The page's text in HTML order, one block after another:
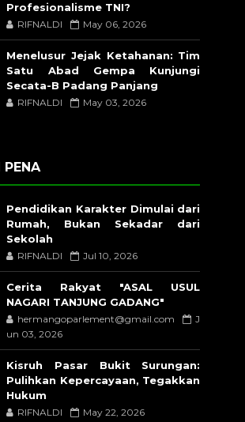
Profesionalisme TNI?
RIFNALDI May 06, 2026
Menelusur Jejak Ketahanan: Tim
Satu Abad Gempa Kunjungi
Secata-B Padang Panjang
RIFNALDI May 03, 2026
PENA
Pendidikan Karakter Dimulai dari
Rumah, Bukan Sekadar dari
Sekolah
RIFNALDI Jul 10, 2026
Cerita Rakyat "ASAL USUL
NAGARI TANJUNG GADANG"
hermangoparlement@gmail.com
J
un 03, 2026
Kisruh Pasar Bukit Surungan:
Pulihkan Kepercayaan, Tegakkan
Hukum
RIFNALDI May 22, 2026